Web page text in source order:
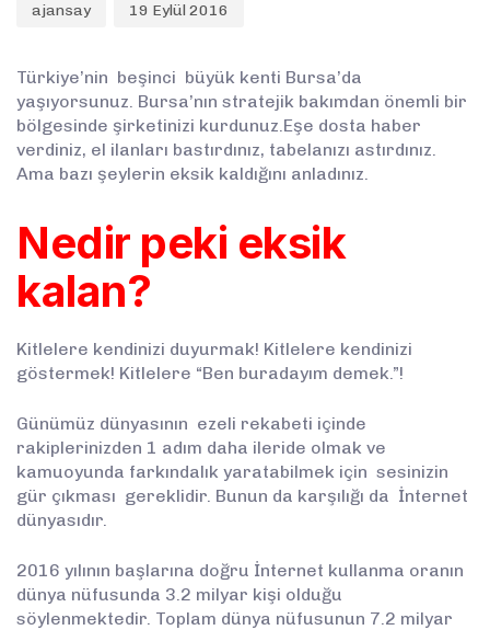
ajansay 19 Eylül 2016
Türkiye’nin beşinci büyük kenti Bursa’da
yaşıyorsunuz. Bursa’nın stratejik bakımdan önemli bir
bölgesinde şirketinizi kurdunuz.Eşe dosta haber
verdiniz, el ilanları bastırdınız, tabelanızı astırdınız.
Ama bazı şeylerin eksik kaldığını anladınız.
Nedir peki eksik
kalan?
Kitlelere kendinizi duyurmak! Kitlelere kendinizi
göstermek! Kitlelere “Ben buradayım demek.”!
Günümüz dünyasının ezeli rekabeti içinde
rakiplerinizden 1 adım daha ileride olmak ve
kamuoyunda farkındalık yaratabilmek için sesinizin
gür çıkması gereklidir. Bunun da karşılığı da İnternet
dünyasıdır.
2016 yılının başlarına doğru İnternet kullanma oranın
dünya nüfusunda 3.2 milyar kişi olduğu
söylenmektedir. Toplam dünya nüfusunun 7.2 milyar